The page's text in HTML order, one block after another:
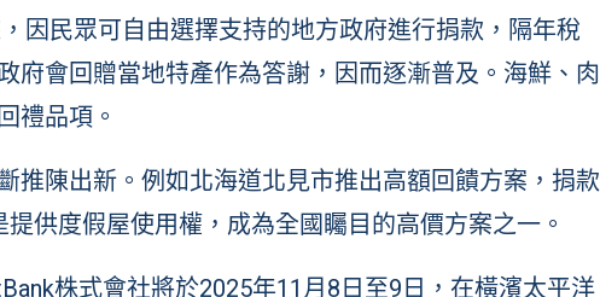
因民眾可自由選擇支持的地方政府進行捐款，隔年稅
府會回贈當地特產作為答謝，因而逐漸普及。海鮮、肉
禮品項。
推陳出新。例如北海道北見市推出高額回饋方案，捐款
供度假屋使用權，成為全國矚目的高價方案之一。
株式會社將於2025年11月8日至9日，在橫濱太平洋